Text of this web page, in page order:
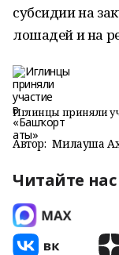
субсидии на
лошадей и на
Иглинцы приняли
Автор: Милауша
Читайте нас